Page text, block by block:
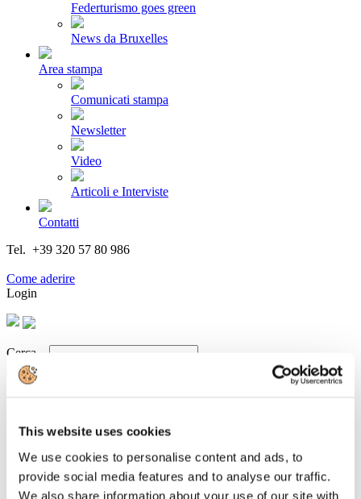
This website uses cookies
We use cookies to personalise content and ads, to
provide social media features and to analyse our traffic.
We also share information about your use of our site with
Federturismo goes green
News da Bruxelles
Area stampa
Comunicati stampa
Newsletter
Video
Articoli e Interviste
Contatti
Tel. +39 320 57 80 986
Come aderire
Login
Cerca...
UCINA al Dubai International Boat Show
Dettagli
Categoria:News 2019